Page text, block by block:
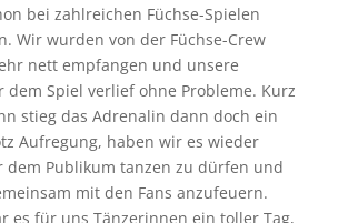
bei zahlreichen Füchse-Spielen
Wir wurden von der Füchse-Crew
nett empfangen und unsere
dem Spiel verlief ohne Probleme. Kurz
stieg das Adrenalin dann doch ein
Aufregung, haben wir es wieder
dem Publikum tanzen zu dürfen und
mit den Fans anzufeuern.
es für uns Tänzerinnen ein toller Tag,